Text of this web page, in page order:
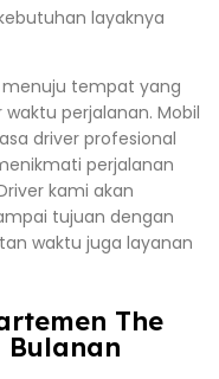
layaknya
tempat yang
perjalanan. Mobil
driver profesional
perjalanan
kami akan
tujuan dengan
waktu juga layanan
The
Bulanan